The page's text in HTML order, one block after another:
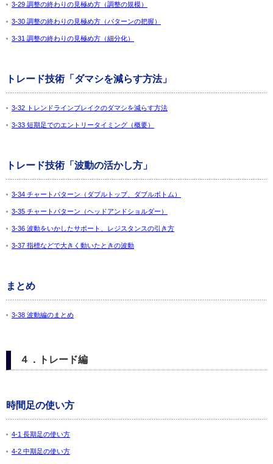
3-29 調整の終わりの見極め方（調整の規模）
3-30 調整の終わりの見極め方（パターンの把握）
3-31 調整の終わりの見極め方（細分化）
トレード技術「ダマシを減らす方法」
3-32 トレンドラインブレイクのダマシを減らす方法
3-33 短期足でのエントリータイミング（概要）
トレード技術「波動の活かし方」
3-34 チャートパターン（ダブルトップ、ダブルボトム）
3-35 チャートパターン（ヘッドアンドショルダー）
3-36 波動をいかしたサポート、レジスタンスの引き方
3-37 指標などで大きく動いたときの波動
まとめ
3-38 波動編のまとめ
４．トレード編
時間足の使い方
4-1 長期足の使い方
4-2 中期足の使い方